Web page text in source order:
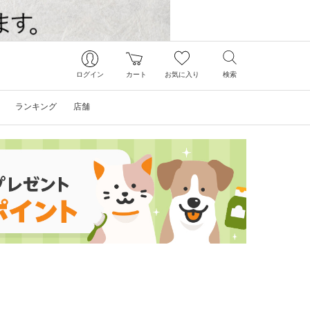
ログイン カート お気に入り 検索
ランキング 店舗